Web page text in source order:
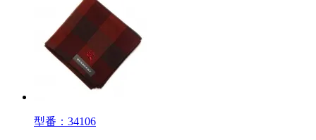
型番：34106